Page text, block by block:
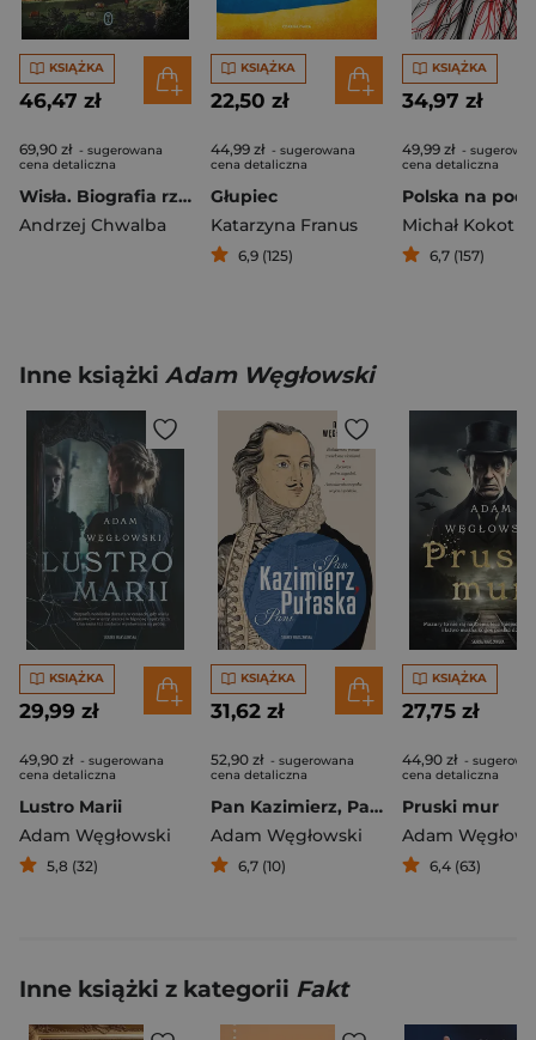
KSIĄŻKA
46,47 zł
69,90 zł - sugerowana
cena detaliczna
Wisła. Biografia rzeki
Andrzej Chwalba
KSIĄŻKA
22,50 zł
44,99 zł - sugerowana
cena detaliczna
Głupiec
Katarzyna Franus
6,9 (125)
KSIĄŻKA
34,97 zł
49,99 zł -
cena detaliczna
Michał Kokot
6,7 (157)
Inne książki Adam Węgłowski
KSIĄŻKA
29,99 zł
49,90 zł - sugerowana
cena detaliczna
Lustro Marii
Adam Węgłowski
5,8 (32)
KSIĄŻKA
31,62 zł
52,90 zł - sugerowana
cena detaliczna
Pan Kazimierz, Pani Pułaska
Adam Węgłowski
6,7 (10)
KSIĄŻKA
27,75 zł
44,90 zł -
cena detaliczna
Pruski mur
Adam
6,4 (63)
Inne książki z kategorii Fakt